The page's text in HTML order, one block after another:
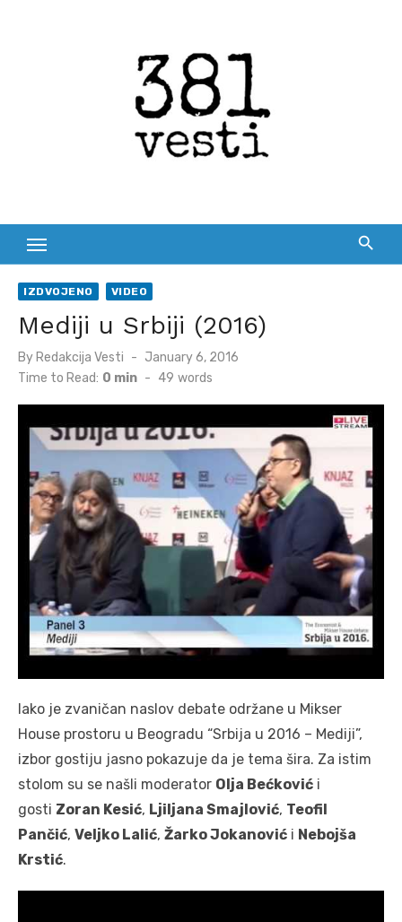
IZDVOJENO VIDEO
Mediji u Srbiji (2016)
By Redakcija Vesti
Posted
January 6, 2016
Time to Read: 0 min - 49 words
Iako je zvaničan naslov debate održane u Mikser
House prostoru u Beogradu “Srbija u 2016 – Mediji”,
izbor gostiju jasno pokazuje da je tema šira. Za istim
stolom su se našli moderator Olja Bećković i
gosti Zoran Kesić, Ljiljana Smajlović, Teofil
Pančić, Veljko Lalić, Žarko Jokanović i Nebojša
Krstić.